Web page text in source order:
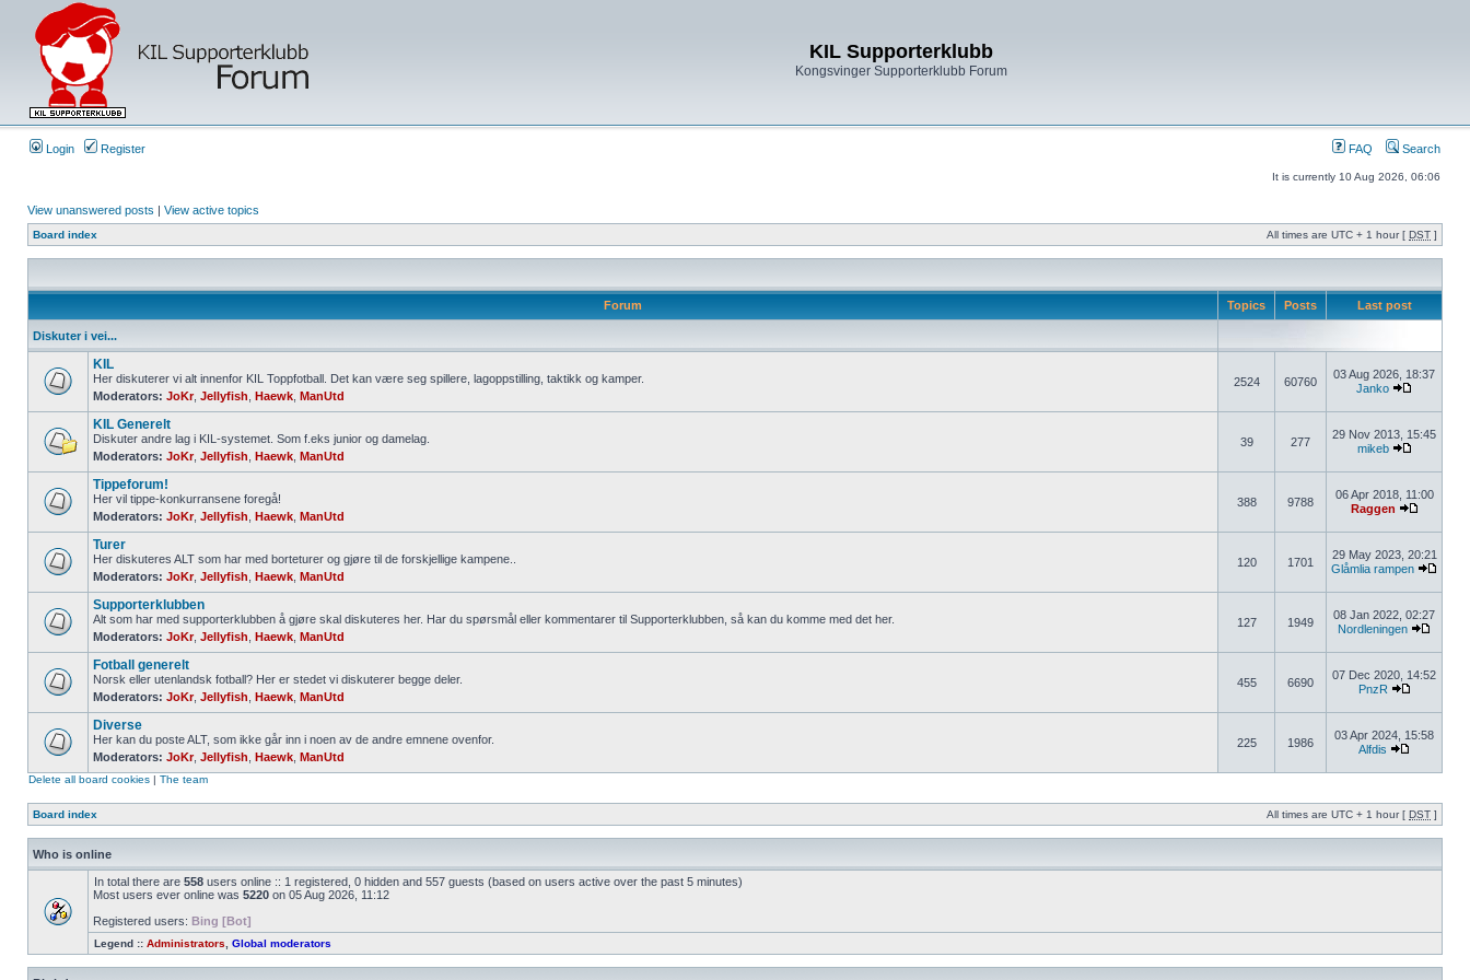
KIL Supporterklubb
Kongsvinger Supporterklubb Forum
Login Register FAQ Search
It is currently 10 Aug 2026, 06:06
View unanswered posts | View active topics
Board index All times are UTC + 1 hour [ DST ]
Forum Topics Posts Last post
Diskuter i vei...
KIL
Her diskuterer vi alt innenfor KIL Toppfotball. Det kan være seg spillere, lagoppstilling, taktikk og kamper.
Moderators: JoKr, Jellyfish Haewk ManUtd
2524 60760
03 Aug 2026, 18:37
Janko
KIL Generelt
Diskuter andre lag i KIL-systemet. Som f.eks junior og damelag.
Moderators: JoKr, Jellyfish Haewk ManUtd
39 277
29 Nov 2013, 15:45
mikeb
Tippeforum!
Her vil tippe-konkurransene foregå!
Moderators: JoKr, Jellyfish Haewk ManUtd
388 9788
06 Apr 2018, 11:00
Raggen
Turer
Her diskuteres ALT som har med borteturer og gjøre til de forskjellige kampene..
Moderators: JoKr, Jellyfish Haewk ManUtd
120 1701
29 May 2023, 20:21
Glåmlia rampen
Supporterklubben
Alt som har med supporterklubben å gjøre skal diskuteres her. Har du spørsmål eller kommentarer til Supporterklubben, så kan du komme med det her.
Moderators: JoKr, Jellyfish Haewk ManUtd
127 1949
08 Jan 2022, 02:27
Nordleningen
Fotball generelt
Norsk eller utenlandsk fotball? Her er stedet vi diskuterer begge deler.
Moderators: JoKr, Jellyfish Haewk ManUtd
455 6690
07 Dec 2020, 14:52
PnzR
Diverse
Her kan du poste ALT, som ikke går inn i noen av de andre emnene ovenfor.
Moderators: JoKr, Jellyfish Haewk ManUtd
225 1986
03 Apr 2024, 15:58
Alfdis
Delete all board cookies | The team
Board index All times are UTC + 1 hour [ DST ]
Who is online
In total there are 558 users online :: 1 registered, 0 hidden and 557 guests (based on users active over the past 5 minutes)
Most users ever online was 5220 on 05 Aug 2026, 11:12
Registered users: Bing [Bot]
Legend :: Administrators Global moderators